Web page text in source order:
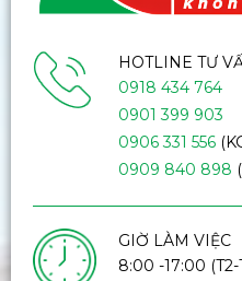
HOTLINE TƯ
0918 434 764
0901 399 903
0906 331 556
0909 840 898
GIỜ LÀM VIỆC
8:00 -17:00 (T2-